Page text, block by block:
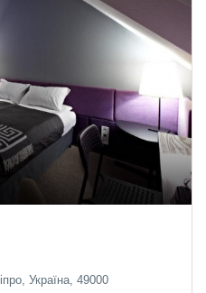
Україна, 49000